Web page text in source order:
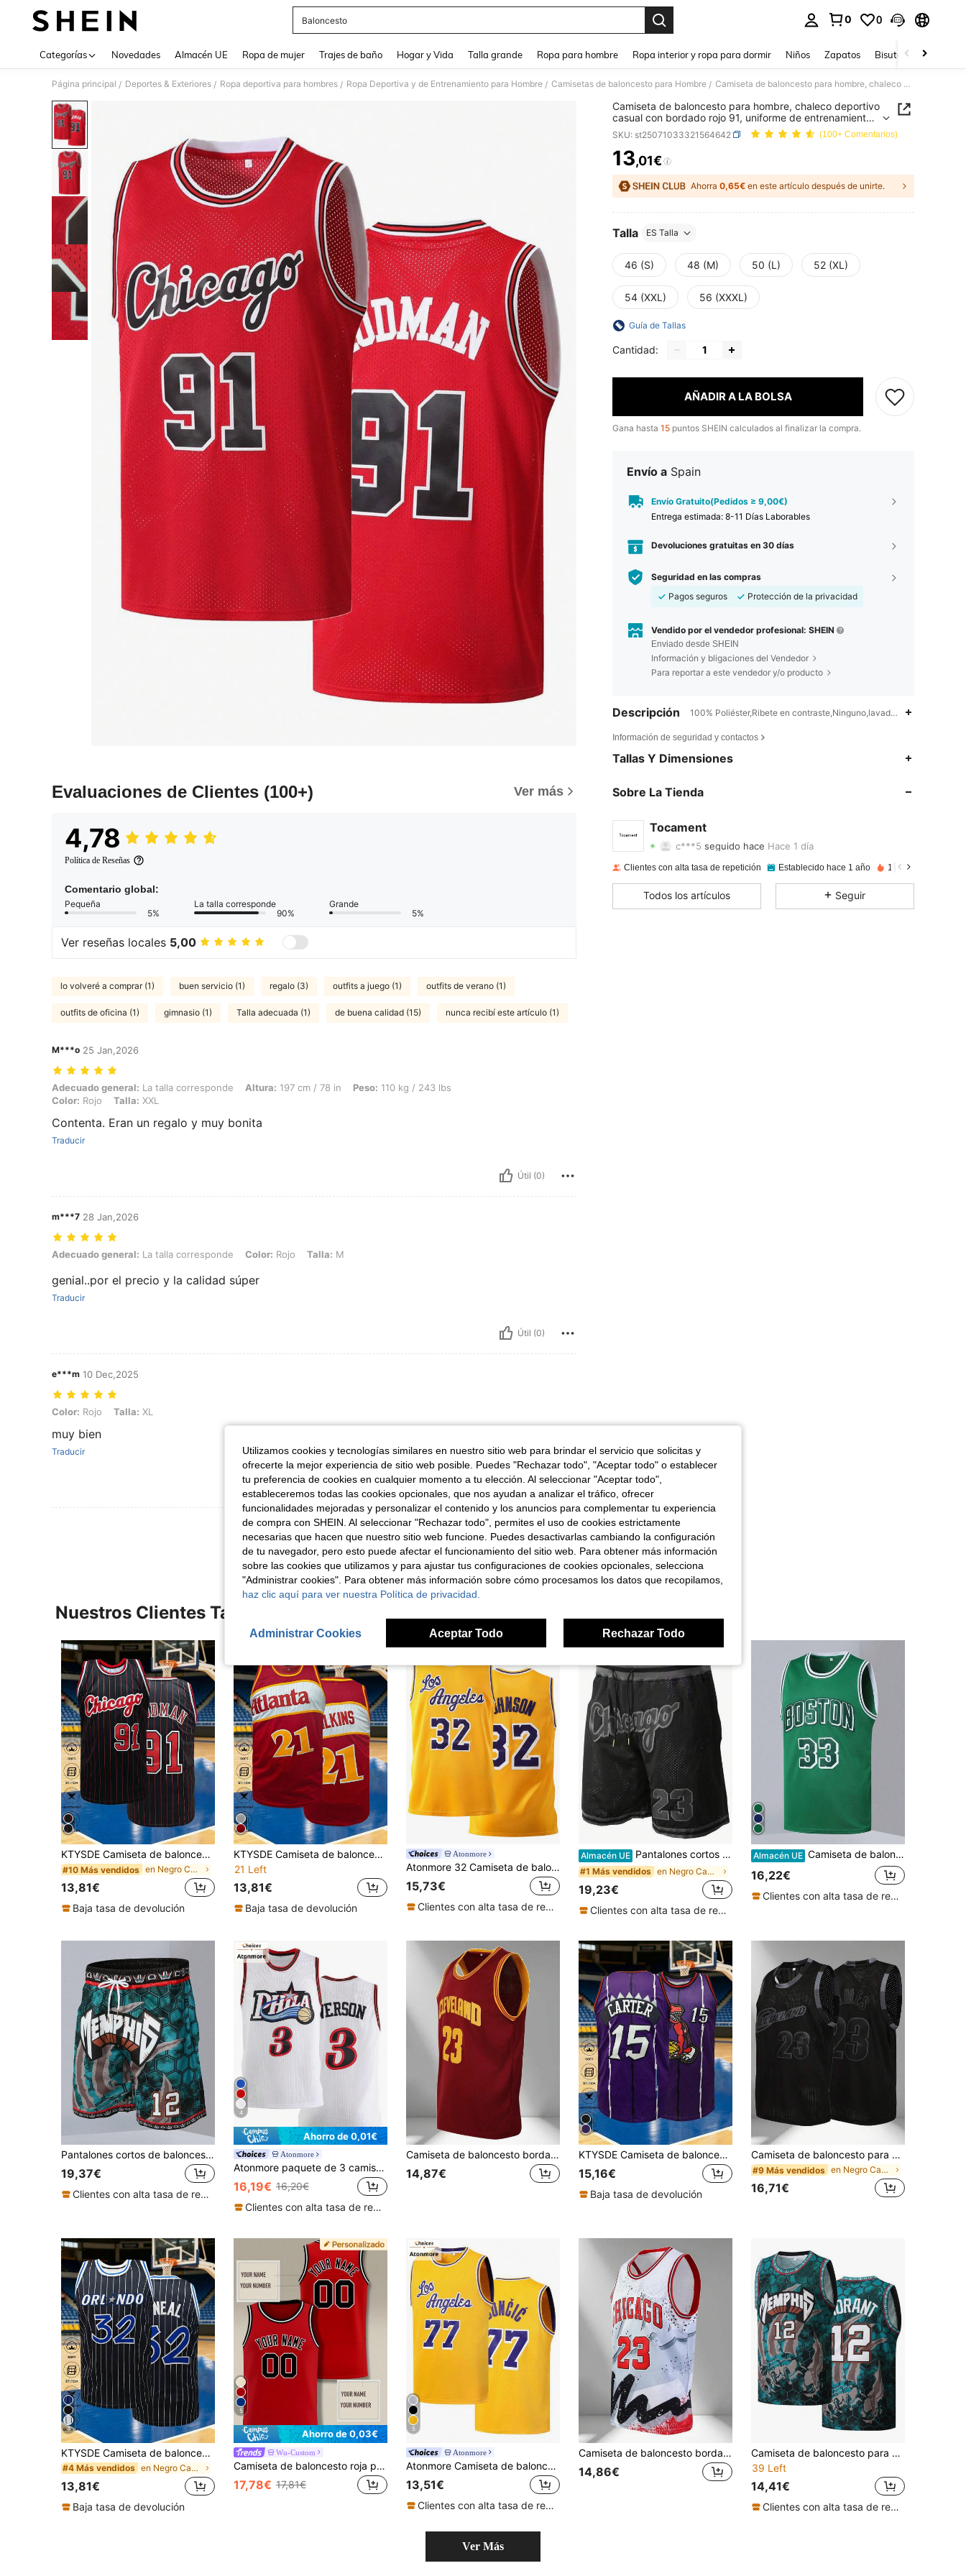
Baloncesto
0 0
Categorías Novedades Almacén UE Ropa de mujer Trajes de baño Hogar y Vida Talla grande Ropa para hombre Ropa interior y ropa para dormir Niños Zapatos Bisutería Y
Página principal / Deportes & Exteriores / Ropa deportiva para hombres / Ropa Deportiva y de Entrenamiento para Hombre / Camisetas de baloncesto para Hombre / Camiseta de baloncesto para hombre, chaleco deportivo casual con bordado rojo 91, uniforme de entrenamiento sin mangas de cuello redondo
Evaluaciones de Clientes (100+) Ver más
4,78
Política de Reseñas
Comentario global:
Pequeña
5%
La talla corresponde
90%
Grande
5%
Ver reseñas locales 5,00
lo volveré a comprar (1) buen servicio (1) regalo (3) outfits a juego (1) outfits de verano (1)
outfits de oficina (1) gimnasio (1) Talla adecuada (1) de buena calidad (15) nunca recibí este artículo (1)
M***o 25 Jan,2026
Adecuado general: La talla corresponde, Altura: 197 cm / 78 in, Peso: 110 kg / 243 lbs, Color: Rojo, Talla: XXL
Adecuado general: La talla corresponde Altura: 197 cm / 78 in Peso: 110 kg / 243 lbs
Color: Rojo Talla: XXL
Contenta. Eran un regalo y muy bonita
Traducir
Útil (0)
m***7 28 Jan,2026
Adecuado general: La talla corresponde, Color: Rojo, Talla: M
Adecuado general: La talla corresponde Color: Rojo Talla: M
genial..por el precio y la calidad súper
Traducir
Útil (0)
e***m 10 Dec,2025
Color: Rojo, Talla: XL
Color: Rojo Talla: XL
muy bien
Traducir
Ver Más Reseñas
Camiseta de baloncesto para hombre, chaleco deportivo
casual con bordado rojo 91, uniforme de entrenamiento
sin mangas de cuello redondo
SKU: st25071033321564642 (100+ Comentarios)
PRICE AND AVAILABILITY
13,01€
Ahorra 0,65€ en este artículo después de unirte.
Talla ES Talla
46 (S) 48 (M) 50 (L) 52 (XL)
54 (XXL) 56 (XXXL)
Guía de Tallas
Cantidad:
AÑADIR A LA BOLSA
Gana hasta 15 puntos SHEIN calculados al finalizar la compra.
Envío a Spain
Envío Gratuito(Pedidos ≥ 9,00€)
Entrega estimada: 8-11 Días Laborables
Devoluciones gratuitas en 30 días
Seguridad en las compras
Pagos seguros
Protección de la privacidad
Vendido por el vendedor profesional: SHEIN
Enviado desde SHEIN
Información y bligaciones del Vendedor
Para reportar a este vendedor y/o producto
Descripción 100% Poliéster,Ribete en contraste,Ninguno,lavadora o limpieza en
Información de seguridad y contactos
Tallas Y Dimensiones
Sobre La Tienda
Tocament
4,89
4,89
c***5 seguido hace Hace 1 día
4,89 Calificación 61 Artículos 10K
4,89 61 10K
Clientes con alta tasa de repetición Establecido hace 1 año 17K+ Vendido
Todos los artículos Seguir
Nuestros Clientes También Vieron
KTYSDE Camiseta de baloncesto retro a rayas negras y rojas para hombre #91, con bordado de letras y números de Chicago, corte holgado sin mangas de cuello redondo, adecuada para baloncesto, deportes, running, streetwear, unisex primavera
#10 Más vendidos en Negro Camisetas de baloncesto para hombre
13,81€
Baja tasa de devolución
KTYSDE Camiseta de baloncesto retro roja número 21 para hombres, camiseta de tirantes holgada con cuello redondo y bordado de Atlanta, adecuada para baloncesto, deportes, correr, entrenamiento, moda callejera, unisex para primavera
21 Left
13,81€
Baja tasa de devolución
Atonmore
Atonmore 32 Camiseta de baloncesto bordada amarilla, top deportivo informal sin mangas para hombres
15,73€
Clientes con alta tasa de repetición
Almacén UE Pantalones cortos de baloncesto para con bordado del número 23, bolsillos con cremallera, pantalones cortos deportivos casuales de primavera
#1 Más vendidos en Negro Camisetas de baloncesto para hombre
19,23€
Clientes con alta tasa de repetición
Almacén UE Camiseta de baloncesto para hombre, #33, verde, camiseta deportiva bordada de primavera
16,22€
Clientes con alta tasa de repetición
Pantalones cortos de baloncesto para hombres, No.12, pantalones cortos deportivos casuales con bolsillo con cremallera y bordado verde
19,37€
Clientes con alta tasa de repetición
4
Ahorro de 0,01€
Atonmore
Atonmore paquete de 3 camisetas de baloncesto para hombres, blancas, con bordado y costuras, chaleco de baloncesto sin mangas, parte superior deportiva de primavera
16,19€ 16,20€
Clientes con alta tasa de repetición
Camiseta de baloncesto bordada para hombres, camiseta sin mangas de cuello en V roja, top deportivo casual para fiesta
14,87€
KTYSDE Camiseta de baloncesto retro para hombre n.º 15, con estampado de dinosaurio de dibujos animados + cuello redondo sin mangas holgado con bordado, adecuado para baloncesto, deportes, running, streetwear, primavera
15,16€
Baja tasa de devolución
Camiseta de baloncesto para hombre con bordado del número 23, camiseta casual sin mangas de cuello en V color negro, para fiestas y deportes, primavera
#9 Más vendidos en Negro Camisetas de baloncesto para hombre
16,71€
4
KTYSDE Camiseta de baloncesto retro negra con rayas #32 para hombres, camiseta de tirantes de corte holgado con cuello redondo con estampado y bordado, adecuada para baloncesto, deportes, running, ropa urbana, unisex para primavera
#4 Más vendidos en Negro Camisetas de baloncesto para hombre
13,81€
Baja tasa de devolución
5
Ahorro de 0,03€
Wu-Custom
Camiseta de baloncesto roja para hombre con nombre y número impresos, cuello redondo, camiseta de baloncesto sin mangas personalizada, regalo de cumpleaños, deportes
17,78€ 17,81€
5
Atonmore
Atonmore Camiseta de baloncesto para hombre 77 amarilla con bordado y costuras, camiseta de tirantes deportiva sin mangas, primavera
13,51€
Clientes con alta tasa de repetición
Camiseta de baloncesto bordada para hombres, camiseta sin mangas de cuello en V gris, top deportivo casual para fiesta
14,86€
Camiseta de baloncesto para hombre #12 con bordado verde, top deportivo de tirantes para primavera
39 Left
14,41€
Clientes con alta tasa de repetición
Ver Más
Utilizamos cookies y tecnologías similares en nuestro sitio web para brindar el servicio que solicitas y
ofrecerte la mejor experiencia de sitio web posible. Puedes "Rechazar todo", "Aceptar todo" o establecer
tu preferencia de cookies en cualquier momento a tu elección. Al seleccionar "Aceptar todo",
estableceremos todas las cookies opcionales, que nos ayudan a analizar el tráfico, ofrecer
funcionalidades mejoradas y personalizar el contenido y los anuncios para complementar tu experiencia
de compra con SHEIN. Al seleccionar "Rechazar todo", permites el uso de cookies estrictamente
necesarias que hacen que nuestro sitio web funcione. Puedes desactivarlas cambiando la configuración
de tu navegador, pero esto puede afectar el funcionamiento del sitio web. Para obtener más información
sobre las cookies que utilizamos y para ajustar tus configuraciones de cookies opcionales, selecciona
"Administrar cookies". Para obtener más información sobre cómo procesamos los datos que recopilamos,
haz clic aquí para ver nuestra Política de privacidad.
Administrar Cookies Aceptar Todo Rechazar Todo